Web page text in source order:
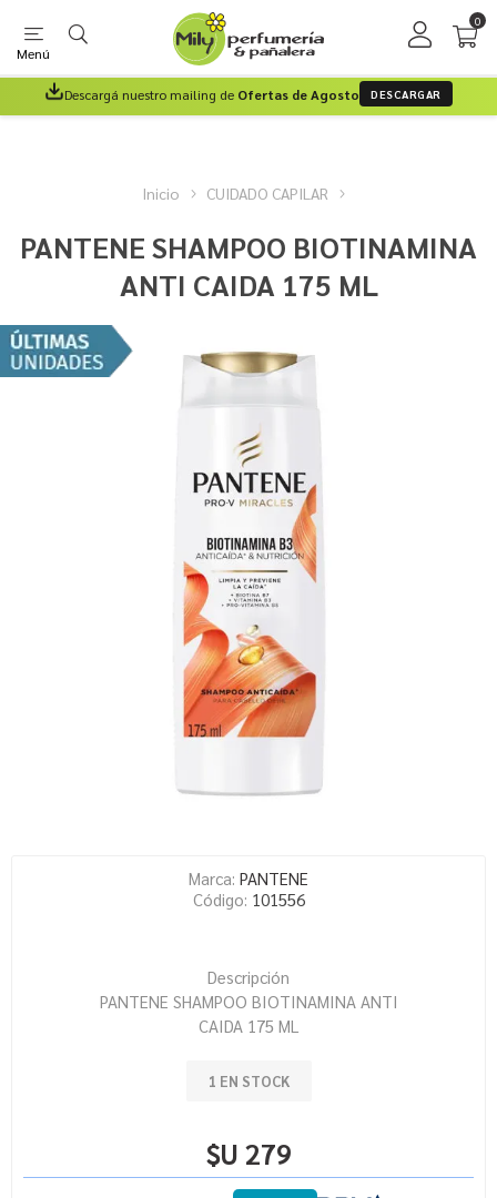
Menú
0
Descargá nuestro mailing de Ofertas de Agosto DESCARGAR
Inicio CUIDADO CAPILAR
PANTENE SHAMPOO BIOTINAMINA
ANTI CAIDA 175 ML
Marca: PANTENE
Código: 101556
Descripción
PANTENE SHAMPOO BIOTINAMINA ANTI
CAIDA 175 ML
1 EN STOCK
$U 279